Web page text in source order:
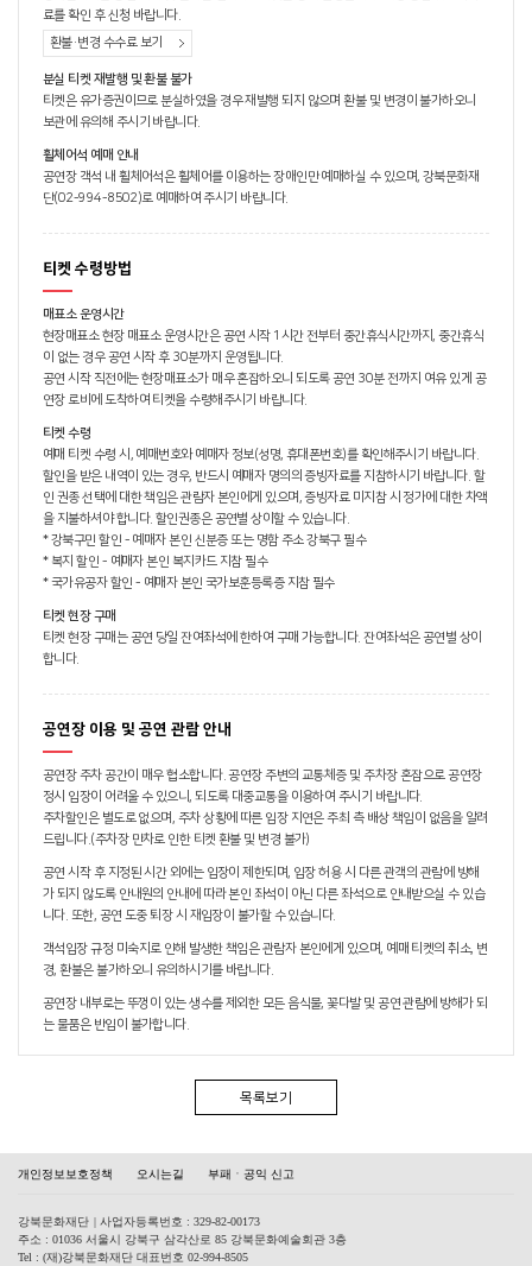
료를 확인 후 신청 바랍니다.
환불·변경 수수료 보기
분실 티켓 재발행 및 환불 불가
티켓은 유가증권이므로 분실하였을 경우 재발행 되지 않으며 환불 및 변경이 불가하오니
보관에 유의해 주시기 바랍니다.
휠체어석 예매 안내
공연장 객석 내 휠체어석은 휠체어를 이용하는 장애인만 예매하실 수 있으며, 강북문화재
단(02-994-8502)로 예매하여 주시기 바랍니다.
티켓 수령방법
매표소 운영시간
현장매표소 현장 매표소 운영시간은 공연 시작 1시간 전부터 중간휴식시간까지, 중간휴식
이 없는 경우 공연 시작 후 30분까지 운영됩니다.
공연 시작 직전에는 현장매표소가 매우 혼잡하오니 되도록 공연 30분 전까지 여유 있게 공
연장 로비에 도착하여 티켓을 수령해주시기 바랍니다.
티켓 수령
예매 티켓 수령 시, 예매번호와 예매자 정보(성명, 휴대폰번호)를 확인해주시기 바랍니다.
할인을 받은 내역이 있는 경우, 반드시 예매자 명의의 증빙자료를 지참하시기 바랍니다. 할
인 권종 선택에 대한 책임은 관람자 본인에게 있으며, 증빙자료 미지참 시 정가에 대한 차액
을 지불하셔야 합니다. 할인권종은 공연별 상이할 수 있습니다.
* 강북구민 할인 - 예매자 본인 신분증 또는 명함 주소 강북구 필수
* 복지 할인 - 예매자 본인 복지카드 지참 필수
* 국가유공자 할인 - 예매자 본인 국가보훈등록증 지참 필수
티켓 현장 구매
티켓 현장 구매는 공연 당일 잔여좌석에 한하여 구매 가능합니다. 잔여좌석은 공연별 상이
합니다.
공연장 이용 및 공연 관람 안내
공연장 주차 공간이 매우 협소합니다. 공연장 주변의 교통체증 및 주차장 혼잡으로 공연장
정시 입장이 어려울 수 있으니, 되도록 대중교통을 이용하여 주시기 바랍니다.
주차할인은 별도로 없으며, 주차 상황에 따른 입장 지연은 주최 측 배상 책임이 없음을 알려
드립니다.(주차장 만차로 인한 티켓 환불 및 변경 불가)
공연 시작 후 지정된 시간 외에는 입장이 제한되며, 입장 허용 시 다른 관객의 관람에 방해
가 되지 않도록 안내원의 안내에 따라 본인 좌석이 아닌 다른 좌석으로 안내받으실 수 있습
니다. 또한, 공연 도중 퇴장 시 재입장이 불가할 수 있습니다.
객석입장 규정 미숙지로 인해 발생한 책임은 관람자 본인에게 있으며, 예매 티켓의 취소, 변
경, 환불은 불가하오니 유의하시기를 바랍니다.
공연장 내부로는 뚜껑이 있는 생수를 제외한 모든 음식물, 꽃다발 및 공연 관람에 방해가 되
는 물품은 반입이 불가합니다.
목록보기
개인정보보호정책 오시는길 부패ㆍ공익 신고
강북문화재단 | 사업자등록번호 : 329-82-00173
주소 : 01036 서울시 강북구 삼각산로 85 강북문화예술회관 3층
Tel : (재)강북문화재단 대표번호 02-994-8505